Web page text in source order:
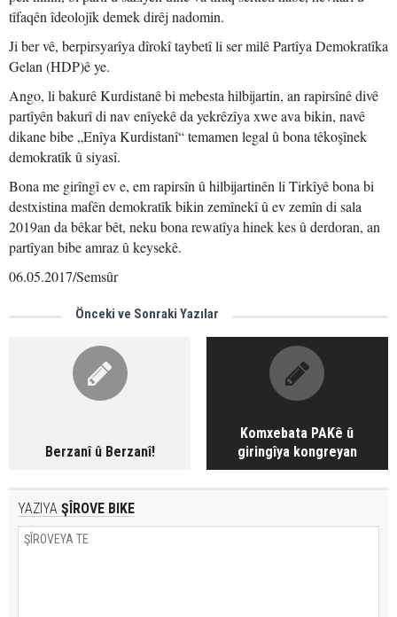
tîfaqên îdeolojîk demek dirêj nadomin.
Ji ber vê, berpirsyarîya dîrokî taybetî li ser milê Partîya Demokratîka
Gelan (HDP)ê ye.
Ango, li bakurê Kurdistanê bi mebesta hilbijartin, an rapirsînê divê
partîyên bakurî di nav enîyekê da yekrêzîya xwe ava bikin, navê
dikane bibe „Enîya Kurdistanî“ temamen legal û bona têkoşînek
demokratîk û siyasî.
Bona me girîngî ev e, em rapirsîn û hilbijartinên li Tirkîyê bona bi
destxistina mafên demokratîk bikin zemînekî û ev zemîn di sala
2019an da bêkar bêt, neku bona rewatîya hinek kes û derdoran, an
partîyan bibe amraz û keysekê.
06.05.2017/Semsûr
Önceki ve Sonraki Yazılar
Berzanî û Berzanî!
Komxebata PAKê û
giringîya kongreyan
YAZIYA ŞÎROVE BIKE